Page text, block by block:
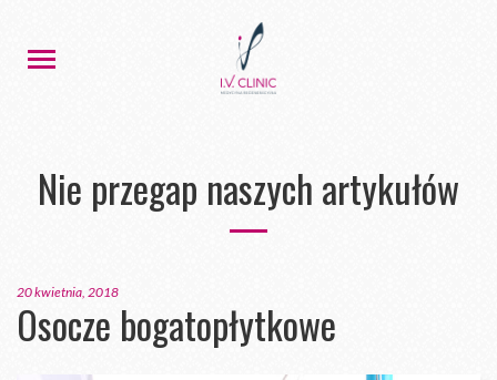
Nie przegap naszych artykułów
20 kwietnia, 2018
Osocze bogatopłytkowe